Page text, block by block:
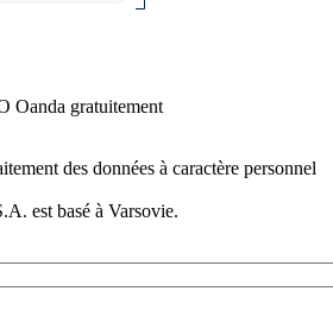
Oanda gratuitement
des données à caractère personnel
est basé à Varsovie.